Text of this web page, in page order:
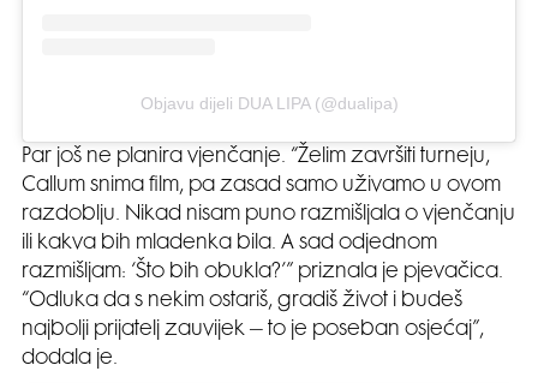
Objavu dijeli DUA LIPA (@dualipa)
Par još ne planira vjenčanje. “Želim završiti turneju,
Callum snima film, pa zasad samo uživamo u ovom
razdoblju. Nikad nisam puno razmišljala o vjenčanju
ili kakva bih mladenka bila. A sad odjednom
razmišljam: ‘Što bih obukla?’” priznala je pjevačica.
“Odluka da s nekim ostariš, gradiš život i budeš
najbolji prijatelj zauvijek – to je poseban osjećaj”,
dodala je.